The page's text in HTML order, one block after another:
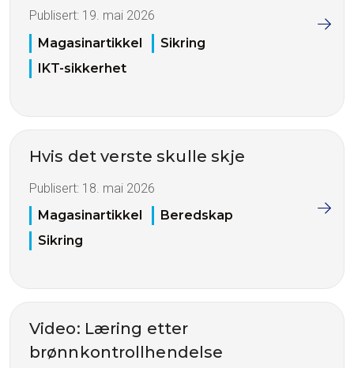
Publisert: 19. mai 2026
Magasinartikkel
Sikring
IKT-sikkerhet
Hvis det verste skulle skje
Publisert: 18. mai 2026
Magasinartikkel
Beredskap
Sikring
Video: Læring etter
brønnkontrollhendelse